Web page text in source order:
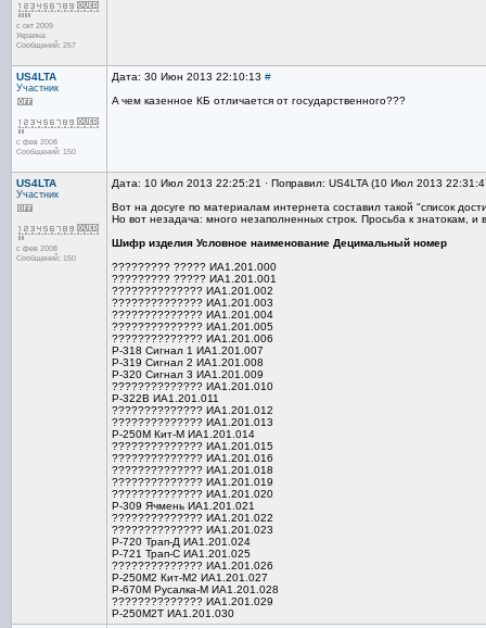
с окт 2009
Украина
Сообщений: 257
US4LTA
Участник
с фев 2008
Сообщений: 150
Дата: 30 Июн 2013 22:10:13 #
A чем казенное КБ отличается от государственного???
US4LTA
Участник
с фев 2008
Сообщений: 150
Дата: 10 Июл 2013 22:25:21 · Поправил: US4LTA (10 Июл 2013
Вот на досуге по материалам интернета составил такой "список
Но вот незадача: много незаполненных строк. Просьба к знатокам, и
Шифр изделия Условное наименование Децимальный номер
????????? ????? ИА1.201.000
????????? ????? ИА1.201.001
?????????????? ИА1.201.002
?????????????? ИА1.201.003
?????????????? ИА1.201.004
?????????????? ИА1.201.005
?????????????? ИА1.201.006
Р-318 Сигнал 1 ИА1.201.007
Р-319 Сигнал 2 ИА1.201.008
Р-320 Сигнал 3 ИА1.201.009
?????????????? ИА1.201.010
Р-322В ИА1.201.011
?????????????? ИА1.201.012
?????????????? ИА1.201.013
Р-250М Кит-М ИА1.201.014
?????????????? ИА1.201.015
?????????????? ИА1.201.016
?????????????? ИА1.201.018
?????????????? ИА1.201.019
?????????????? ИА1.201.020
Р-309 Ячмень ИА1.201.021
?????????????? ИА1.201.022
?????????????? ИА1.201.023
Р-720 Трап-Д ИА1.201.024
Р-721 Трап-С ИА1.201.025
?????????????? ИА1.201.026
Р-250М2 Кит-М2 ИА1.201.027
Р-670М Русалка-М ИА1.201.028
?????????????? ИА1.201.029
Р-250М2Т ИА1.201.030